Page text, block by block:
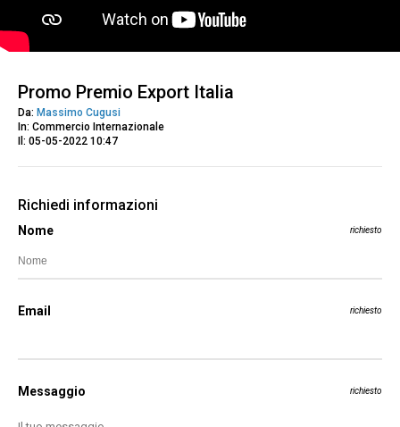
Promo Premio Export Italia
Da: Massimo Cugusi
In: Commercio Internazionale
Il: 05-05-2022 10:47
Richiedi informazioni
Nome richiesto
Email richiesto
Messaggio richiesto